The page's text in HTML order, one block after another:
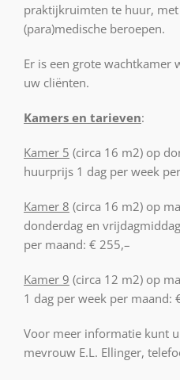
praktijkruimten te huur,
(para)medische beroepen.
Er is een grote wachtkamer
uw cliënten.
Kamers en tarieven:
Kamer 5 (circa 16 m2) op
huurprijs 1 dag per week
Kamer 8 (circa 16 m2) op
donderdag en
per maand: € 255,–
Kamer 9 (circa 12 m2) op
1 dag per week per maand:
Voor meer informatie kunt
mevrouw E.L. Ellinger,